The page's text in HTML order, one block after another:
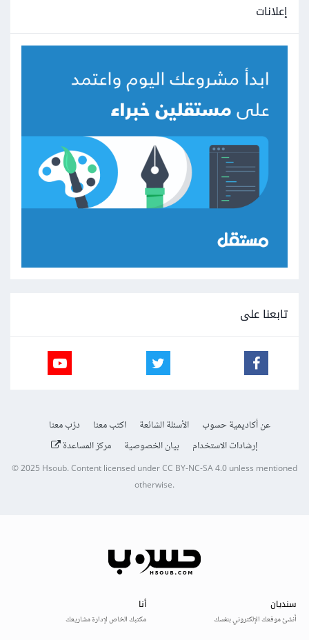
إعلانات
تابعنا على
عن أكاديمية حسوب الأسئلة الشائعة اكتب معنا
درّب معنا
إرشادات الاستخدام
بيان الخصوصية مركز المساعدة
© 2025Hsoub.Content licensed underCC BY-NC-SA 4.0unless mentioned
otherwise.